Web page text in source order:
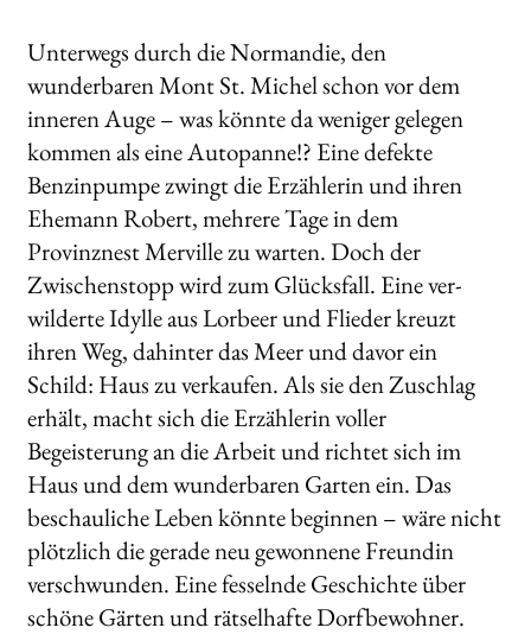
Unterwegs durch die Normandie, den
wunderbaren Mont St. Michel schon vor dem
inneren Auge – was könnte da we­niger gelegen
kommen als eine Autopanne!? Eine defekte
Benzinpumpe zwingt die Erzählerin und ihren
Ehemann Robert, mehrere Tage in dem
Provinznest Merville zu war­ten. Doch der
Zwischenstopp wird zum Glücksfall. Eine ver­
wilderte Idylle aus Lorbeer und Flieder kreuzt
ihren Weg, dahinter das Meer und davor ein
Schild: Haus zu verkaufen. Als sie den Zuschlag
erhält, macht sich die Erzählerin voller
Begeisterung an die Arbeit und richtet sich im
Haus und dem wunderbaren Garten ein. Das
beschauliche Leben könnte beginnen – wäre nicht
plötzlich die gerade neu gewonnene Freundin
verschwunden. Eine fesselnde Geschichte über
schöne Gärten und rätselhafte Dorfbewohner.